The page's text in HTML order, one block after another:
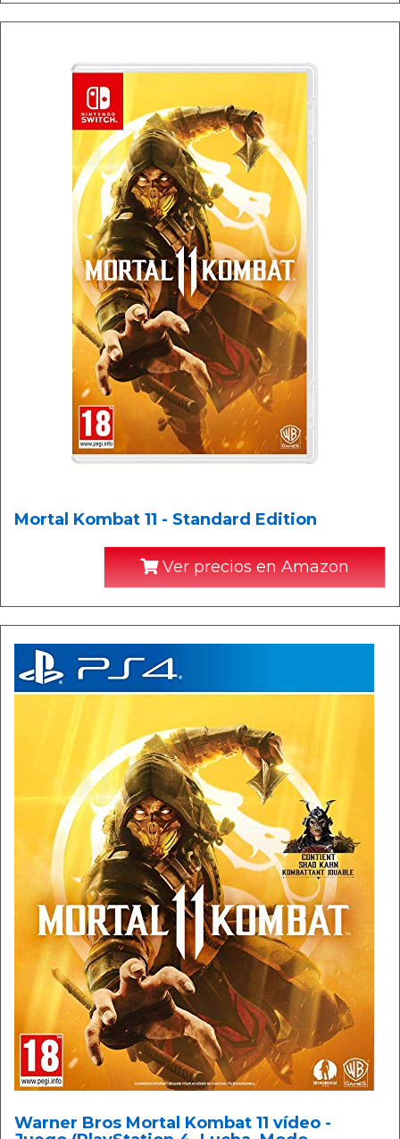
Mortal Kombat 11 - Standard Edition
Ver precios en Amazon
Warner Bros Mortal Kombat 11 vídeo -